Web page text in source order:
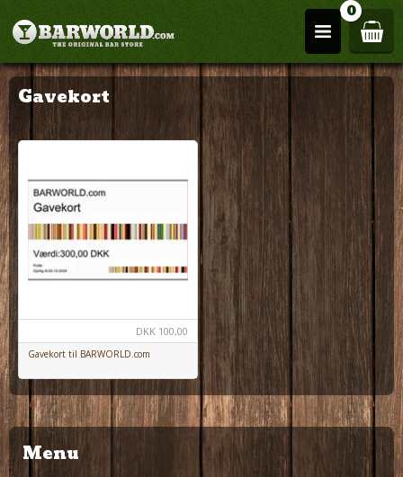
0
Gavekort
DKK 100,00
Gavekort til BARWORLD.com
Menu